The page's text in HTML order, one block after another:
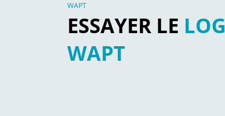
WAPT
ESSAYER LE
WAPT